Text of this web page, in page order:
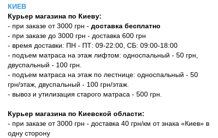
КИЕВ
Курьер магазина по Киеву:
- при заказе от 3000 грн - доставка бесплатно
- при заказе до 3000 грн - доставка 600 грн
- время доставки: ПН - ПТ: 09-22:00, СБ: 09:00-18:00
- подъем матраса на этаж лифтом: односпальный - 50 грн,
двуспальный - 100 грн.
- подъем матраса на этаж по лестнице: односпальный - 50
грн/этаж, двуспальный - 100 грн/этаж.
- вывоз и утилизация старого матраса - 500 грн.
Курьер магазина по Киевской области:
- при заказе от 3000 грн - доставка 40 грн/км от знака «Киев» в
одну сторону